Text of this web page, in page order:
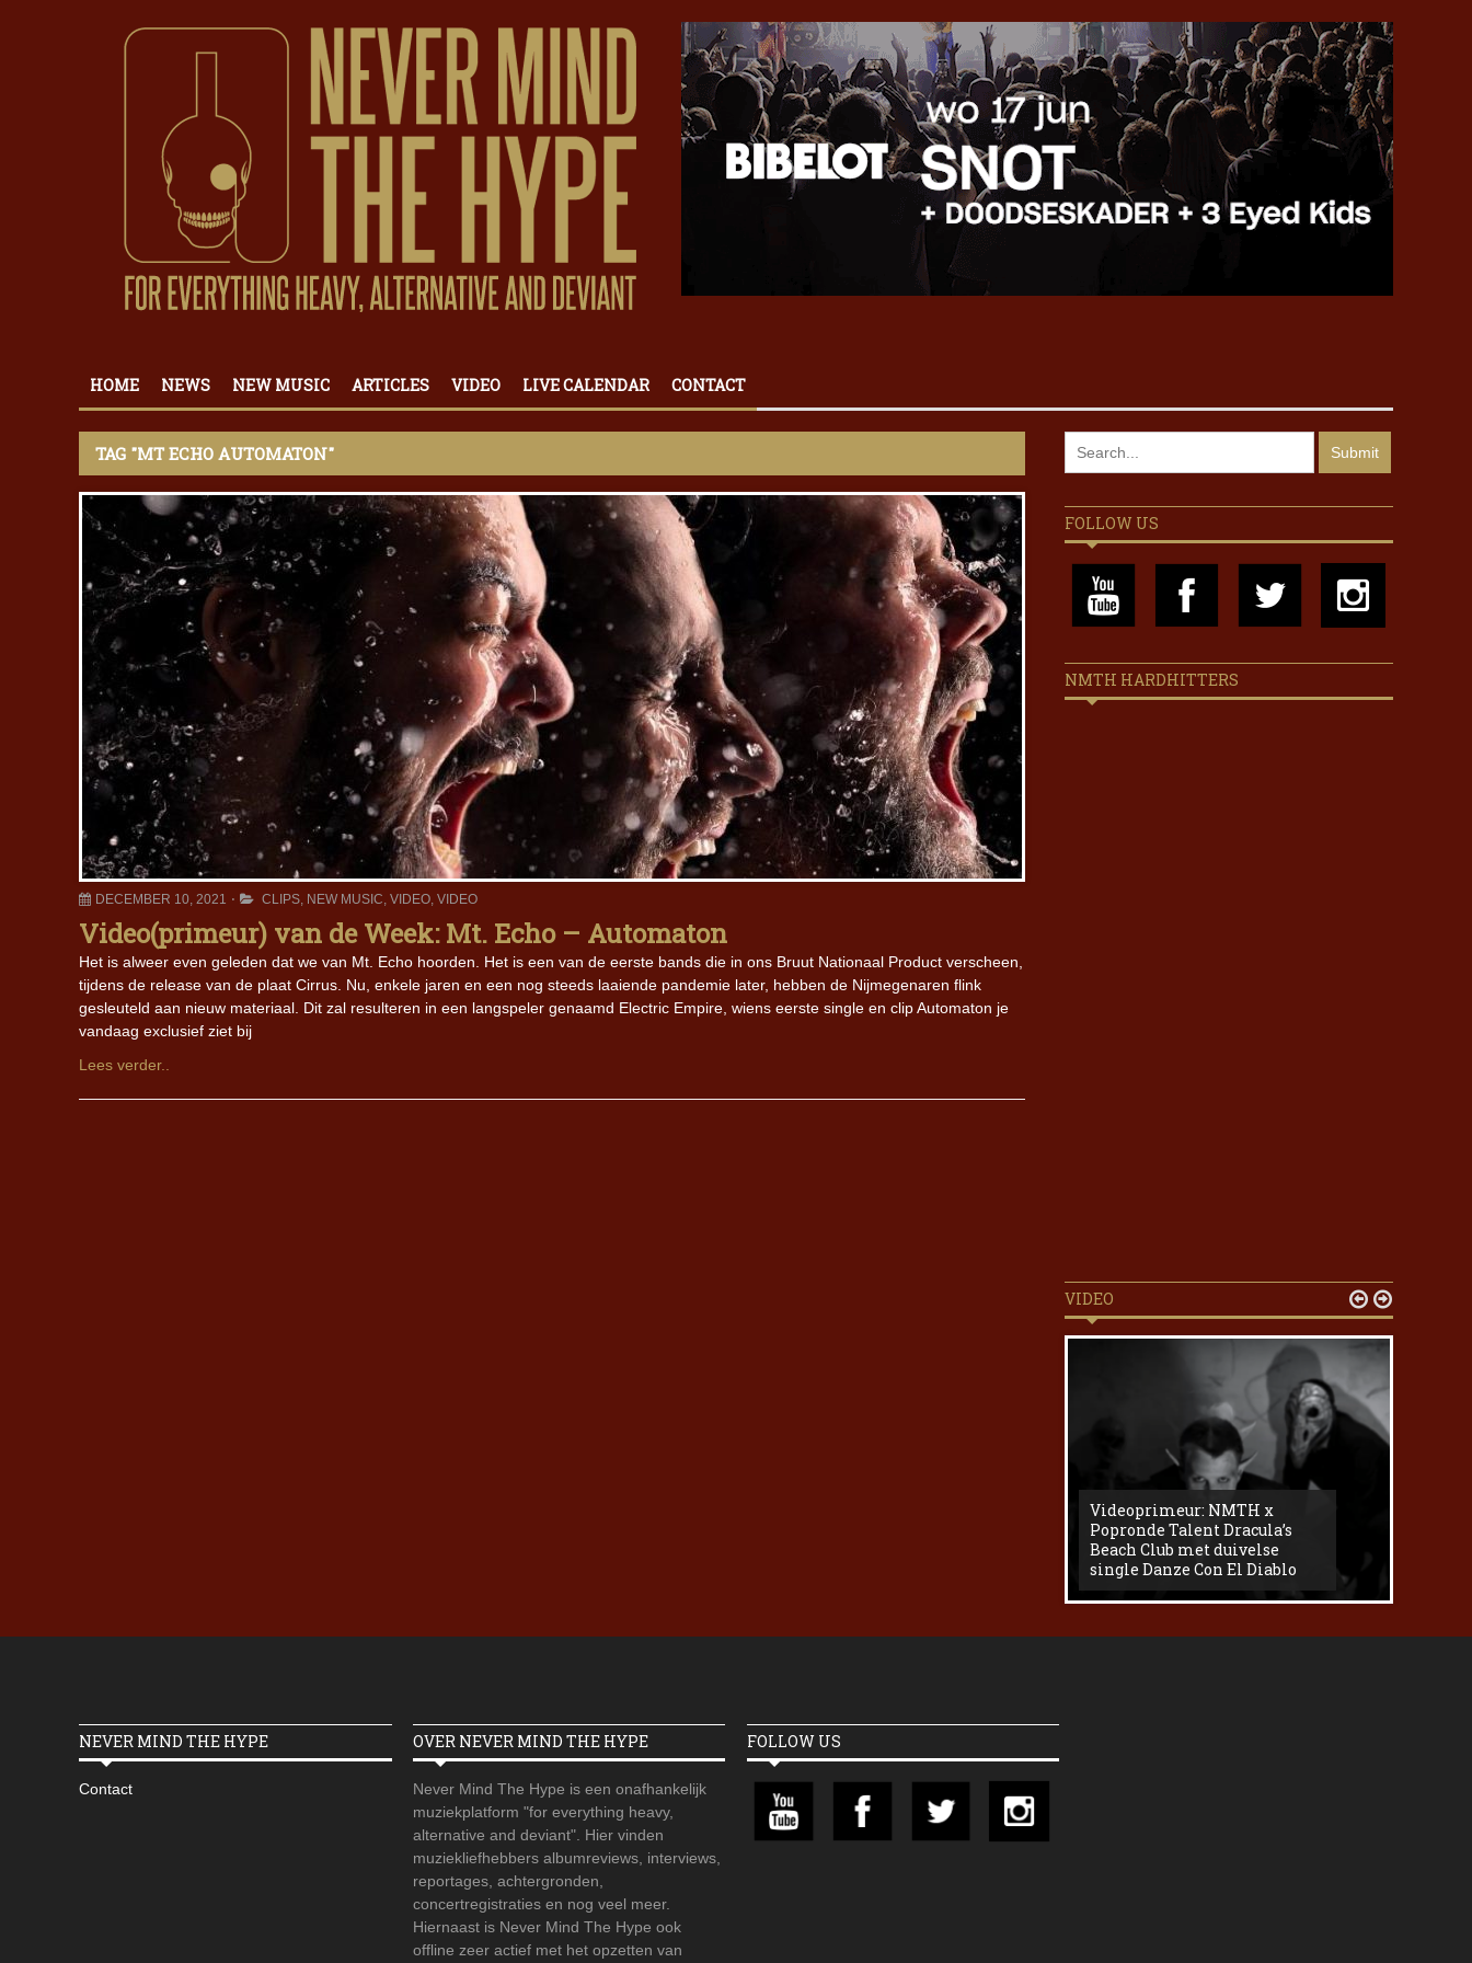
HOME NEWS NEW MUSIC ARTICLES VIDEO LIVE CALENDAR CONTACT
TAG "MT ECHO AUTOMATON"
DECEMBER 10, 2021 CLIPS, NEW MUSIC, VIDEO, VIDEO
Video(primeur) van de Week: Mt. Echo – Automaton
Het is alweer even geleden dat we van Mt. Echo hoorden. Het is een van de eerste bands die in ons Bruut Nationaal Product verscheen,
tijdens de release van de plaat Cirrus. Nu, enkele jaren en een nog steeds laaiende pandemie later, hebben de Nijmegenaren flink
gesleuteld aan nieuw materiaal. Dit zal resulteren in een langspeler genaamd Electric Empire, wiens eerste single en clip Automaton je
vandaag exclusief ziet bij
Lees verder..
FOLLOW US
NMTH HARDHITTERS
VIDEO
Videoprimeur: NMTH x
Popronde Talent Dracula’s
Beach Club met duivelse
single Danze Con El Diablo
 
NEVER MIND THE HYPE
Contact
OVER NEVER MIND THE HYPE
Never Mind The Hype is een onafhankelijk
muziekplatform "for everything heavy,
alternative and deviant". Hier vinden
muziekliefhebbers albumreviews, interviews,
reportages, achtergronden,
concertregistraties en nog veel meer.
Hiernaast is Never Mind The Hype ook
offline zeer actief met het opzetten van
FOLLOW US